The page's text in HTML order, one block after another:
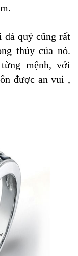
đá quý cũng rất
thủy của nó.
mệnh, với
được an vui ,